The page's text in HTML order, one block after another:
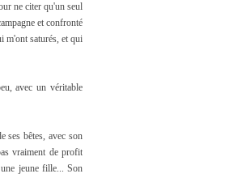
ne citer qu'un seul
et confronté
m'ont saturés, et qui
avec un véritable
ses bêtes, avec son
vraiment de profit
jeune fille... Son